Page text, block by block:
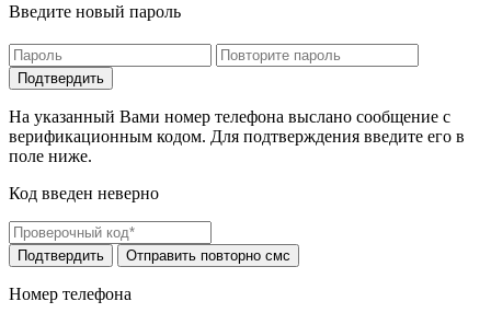
Введите новый пароль
На указанный Вами номер телефона выслано сообщение с
верификационным кодом. Для подтверждения введите его в
поле ниже.
Код введен неверно
Номер телефона